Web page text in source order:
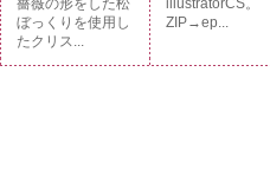
薔薇の形をした松
ぼっくりを使用し
たクリス...
illustratorCS。
ZIP→ep...